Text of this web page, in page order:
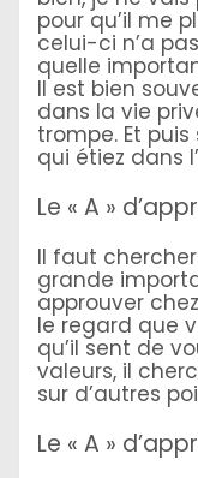
pour qu’il me
celui-ci n’a
quelle
Il est bien
dans la vie
trompe. Et
qui étiez dans
Le « A »
Il faut
grande
approuver
le regard que
qu’il sent de
valeurs, il
sur d’autres
Le « A »